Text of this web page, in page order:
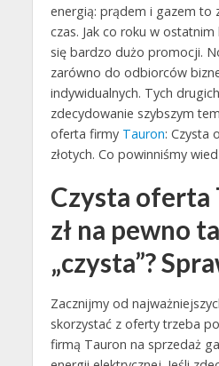
energią: prądem i gazem to
czas. Jak co roku w
się bardzo dużo promocji.
zarówno do odbiorców
indywidualnych. Tych
zdecydowanie szybszym
oferta firmy Tauron: Czysta
złotych. Co powinniśmy
Czysta oferta
zł na pewno
„czysta”?
Zacznijmy od
skorzystać z oferty trzeba
firmą Tauron na sprzedaż